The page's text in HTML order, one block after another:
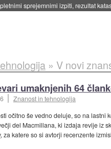
svojo raketo za večkratno uporabo
» V novi
umaknjenih 64
Znanost in tehnologija
očitno še vedno deluje, so na lastni
del Macmillana, ki izdaja revije iz
, za katere so si avtorji recenzente